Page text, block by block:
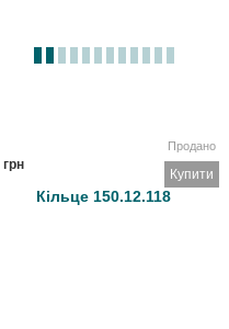
Продано
грн
Купити
Кільце 150.12.118